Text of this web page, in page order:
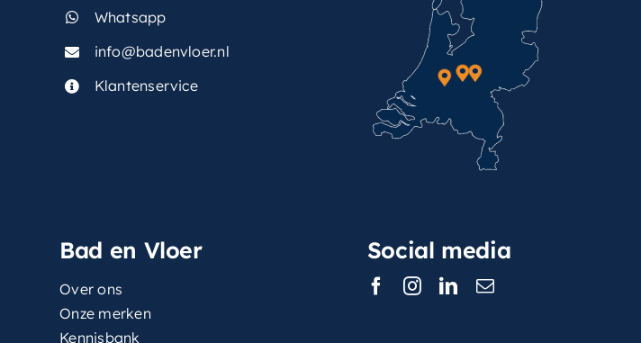
Whatsapp
info@badenvloer.nl
Klantenservice
Bad en Vloer
Over ons
Onze merken
Kennisbank
Social media